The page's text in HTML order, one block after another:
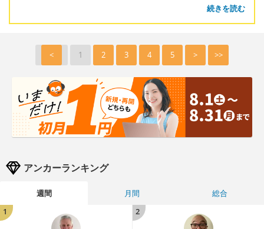
続きを読む
< 1 2 3 4 5 > >>
アンカーランキング
週間 月間
総合
1
2